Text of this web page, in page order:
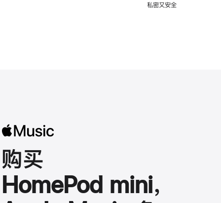
私密又安全
购买
HomePod mini，